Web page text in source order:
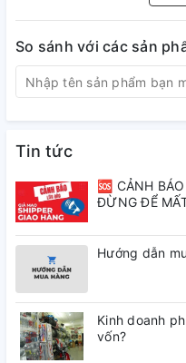
So sánh với các sản
Tin tức
🆘 CẢNH
ĐỪNG ĐỂ
Hướng dẫn
Kinh doanh
vốn?